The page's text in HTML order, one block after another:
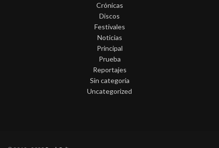
Crónicas
Discos
Festivales
Noticias
Principal
Prueba
Reportajes
Sin categoría
Uncategorized